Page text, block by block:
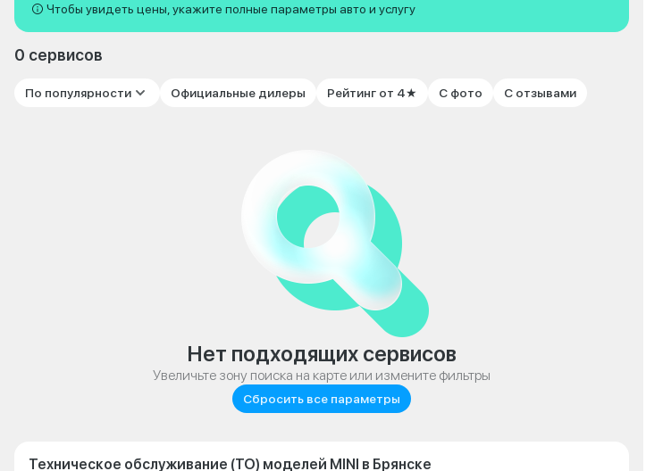
Чтобы увидеть цены, укажите полные параметры авто и услугу
0 сервисов
По популярности Официальные дилеры Рейтинг от 4★ С фото С отзывами
Нет подходящих сервисов
Увеличьте зону поиска на карте или измените фильтры
Сбросить все параметры
Техническое обслуживание (ТО) моделей MINI в Брянске